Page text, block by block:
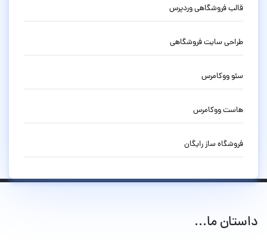
قالب فروشگاهی وردپرس
طراحی سایت فروشگاهی
سئو ووکامرس
هاست ووکامرس
فروشگاه ساز رایگان
داستان ما...